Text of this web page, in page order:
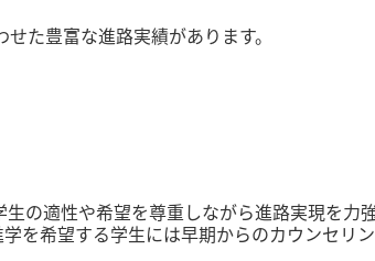
た豊富な進路実績があります。
の適性や希望を尊重しながら進路実現を力
を希望する学生には早期からのカウンセリ